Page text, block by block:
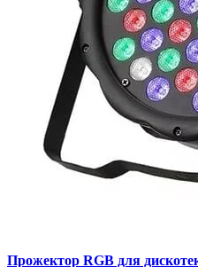
Прожектор RGB для